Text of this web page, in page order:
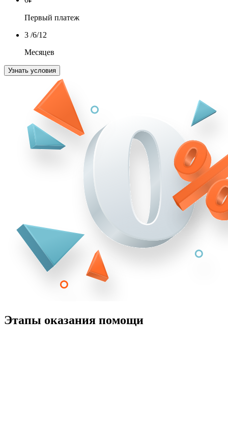
Первый платеж
3 /6/12
Месяцев
Узнать условия
Этапы оказания помощи